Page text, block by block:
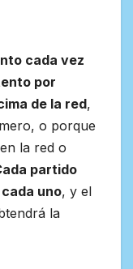
cada vez
por
de la red,
o porque
la red o
partido
uno, y el
la